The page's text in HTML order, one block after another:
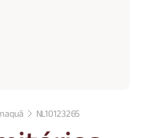
NL10123265